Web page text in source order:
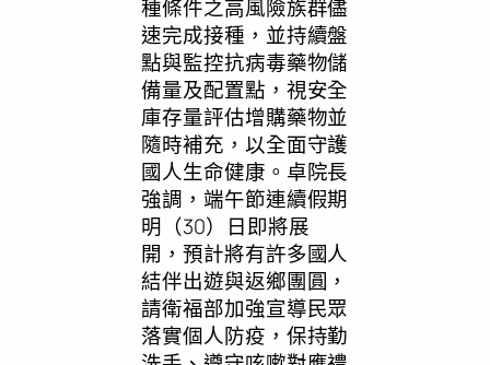
種條件之高風險族群儘
速完成接種，並持續盤
點與監控抗病毒藥物儲
備量及配置點，視安全
庫存量評估增購藥物並
隨時補充，以全面守護
國人生命健康。卓院長
強調，端午節連續假期
明（30）日即將展
開，預計將有許多國人
結伴出遊與返鄉團圓，
請衛福部加強宣導民眾
落實個人防疫，保持勤